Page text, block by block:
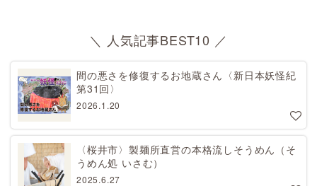
＼ 人気記事BEST10 ／
間の悪さを修復するお地蔵さん〈新日本妖怪紀
第31回〉
2026.1.20
〈桜井市〉製麺所直営の本格流しそうめん（そ
うめん処 いさむ）
2025.6.27